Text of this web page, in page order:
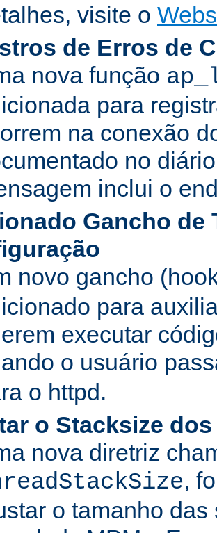
visite o
de Erros de
nova função
para
na conexão
no
inclui o
Gancho de
novo gancho
para
executar
o usuário
o httpd.
o Stacksize
nova diretriz
,
o tamanho